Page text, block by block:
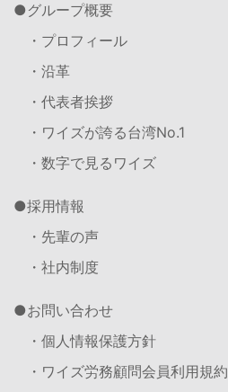
グループ概要
・プロフィール
・沿革
・代表者挨拶
・ワイズが誇る台湾No.1
・数字で見るワイズ
採用情報
・先輩の声
・社内制度
お問い合わせ
・個人情報保護方針
・ワイズ労務顧問会員利用規約